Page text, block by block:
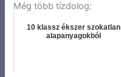
Még több tízdolog:
10 klassz ékszer szokatlan
alapanyagokból